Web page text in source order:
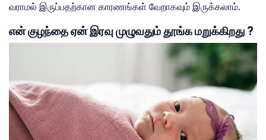
வராமல் இருப்பதற்கான காரணங்கள் வேறாகவும் இருக்கலாம்.
என் குழந்தை ஏன் இரவு முழுவதும் தூங்க மறுக்கிறது ?